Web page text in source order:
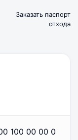
Заказать паспорт
отхода
100 00 00 0